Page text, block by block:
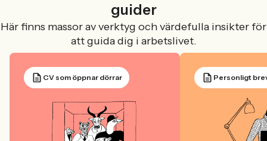
guider
Här finns massor av verktyg och värdefulla insikter för
att guida dig i arbetslivet.
CV som öppnar dörrar Personligt